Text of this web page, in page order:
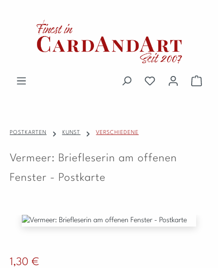
Du hast 0 Produkte
POSTKARTEN KUNST VERSCHIEDENE
Vermeer: Briefleserin am offenen
Fenster - Postkarte
Bildergalerie überspringen
Regulärer Preis:
1,30 €